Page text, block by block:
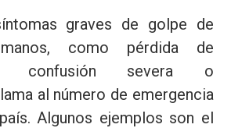
graves de golpe de
como pérdida de
confusión severa o
al número de emergencia
Algunos ejemplos son el